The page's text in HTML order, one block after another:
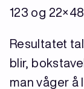
123 og 22×48.
Resultatet
blir,
man våger å